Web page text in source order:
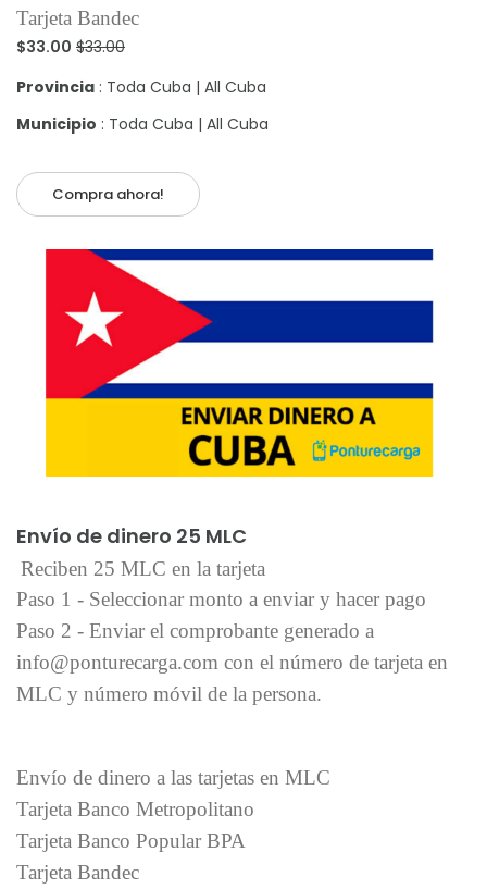
Tarjeta Bandec
$33.00 $33.00
Provincia : Toda Cuba | All Cuba
Municipio : Toda Cuba | All Cuba
Compra ahora!
Envío de dinero 25 MLC
Reciben 25 MLC en la tarjeta
Paso 1 - Seleccionar monto a enviar y hacer pago
Paso 2 - Enviar el comprobante generado a
info@ponturecarga.com con el número de tarjeta en
MLC y número móvil de la persona.
Envío de dinero a las tarjetas en MLC
Tarjeta Banco Metropolitano
Tarjeta Banco Popular BPA
Tarjeta Bandec